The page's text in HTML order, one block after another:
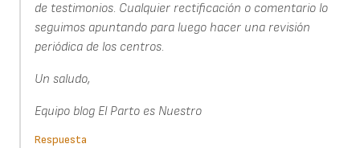
de testimonios. Cualquier rectificación o comentario lo
seguimos apuntando para luego hacer una revisión
periódica de los centros.
Un saludo,
Equipo blog El Parto es Nuestro
Respuesta